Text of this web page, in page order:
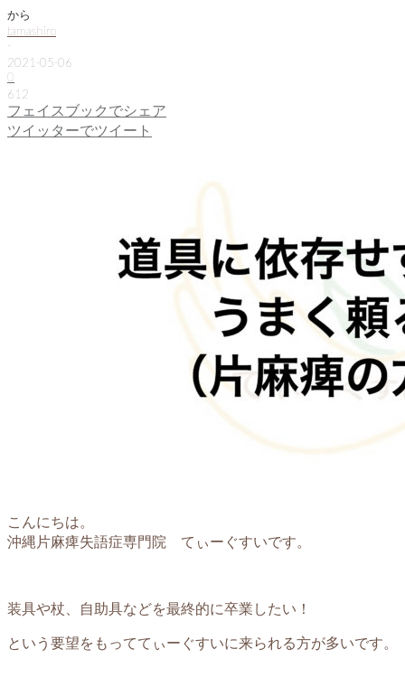
から
tamashiro
-
2021-05-06
0
612
フェイスブックでシェア
ツイッターでツイート
こんにちは。
沖縄片麻痺失語症専門院 てぃーぐすいです。
装具や杖、自助具などを最終的に卒業したい！
という要望をもっててぃーぐすいに来られる方が多いです。